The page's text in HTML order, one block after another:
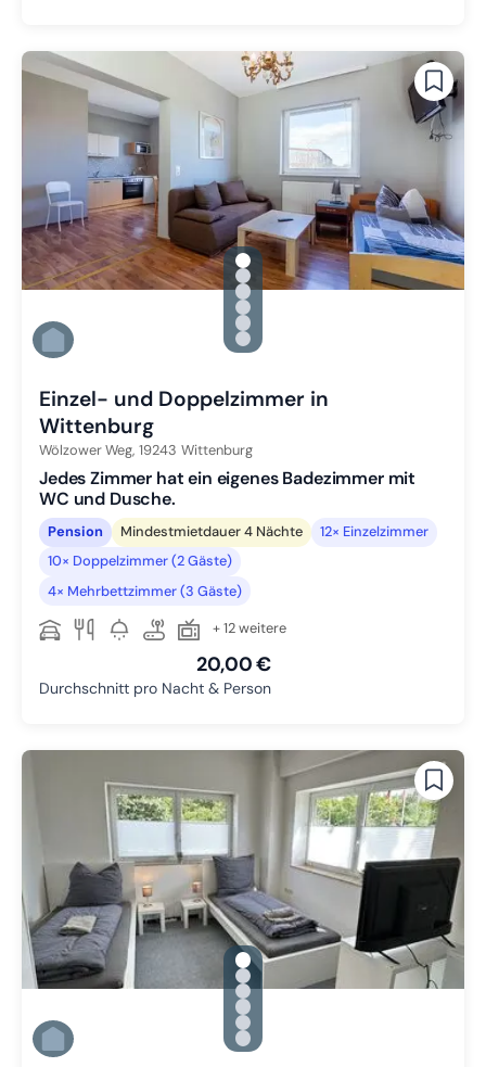
gallery.slide_selector
Zu Slide 1 wechseln
Zu Slide 2 wechseln
Zu Slide 3 wechseln
Zu Slide 4 wechseln
Zu Slide 5 wechseln
Zu Slide 6 wechseln
Einzel- und Doppelzimmer in
Wittenburg
Wölzower Weg, 19243 Wittenburg
Jedes Zimmer hat ein eigenes Badezimmer mit
WC und Dusche.
Pension Mindestmietdauer 4 Nächte
12× Einzelzimmer
10× Doppelzimmer (2 Gäste)
4× Mehrbettzimmer (3 Gäste)
+ 12 weitere
20,00 €
Durchschnitt pro Nacht & Person
gallery.slide_selector
Zu Slide 1 wechseln
Zu Slide 2 wechseln
Zu Slide 3 wechseln
Zu Slide 4 wechseln
Zu Slide 5 wechseln
Zu Slide 6 wechseln